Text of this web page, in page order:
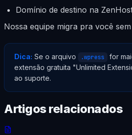
Domínio de destino na
Nossa equipe migra pra você
Dica: Se o arquivo .wpress
for
extensão gratuita "Unlimited
ao suporte.
Artigos relacionados